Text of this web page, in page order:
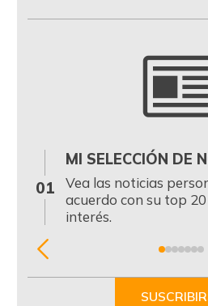
01
MI SELECCIÓN DE
Vea las noticias
acuerdo con su top
interés.
Item